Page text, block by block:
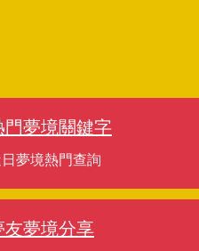
門夢境關鍵字
夢境熱門查詢
友夢境分享